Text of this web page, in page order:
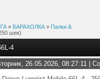
» БАРАХОЛКА » Палки &
шек)
4
26.05.2026, 08:27:11 |